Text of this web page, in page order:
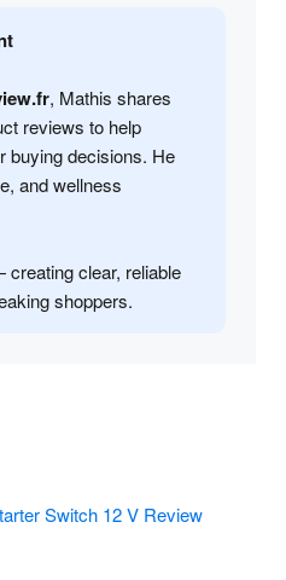
, Mathis shares
reviews to help
buying decisions. He
and wellness
clear, reliable
shoppers.
Switch 12 V Review